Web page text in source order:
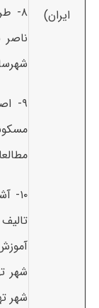
ایران)
۸-
ناصر
۹-
شهر
شهر